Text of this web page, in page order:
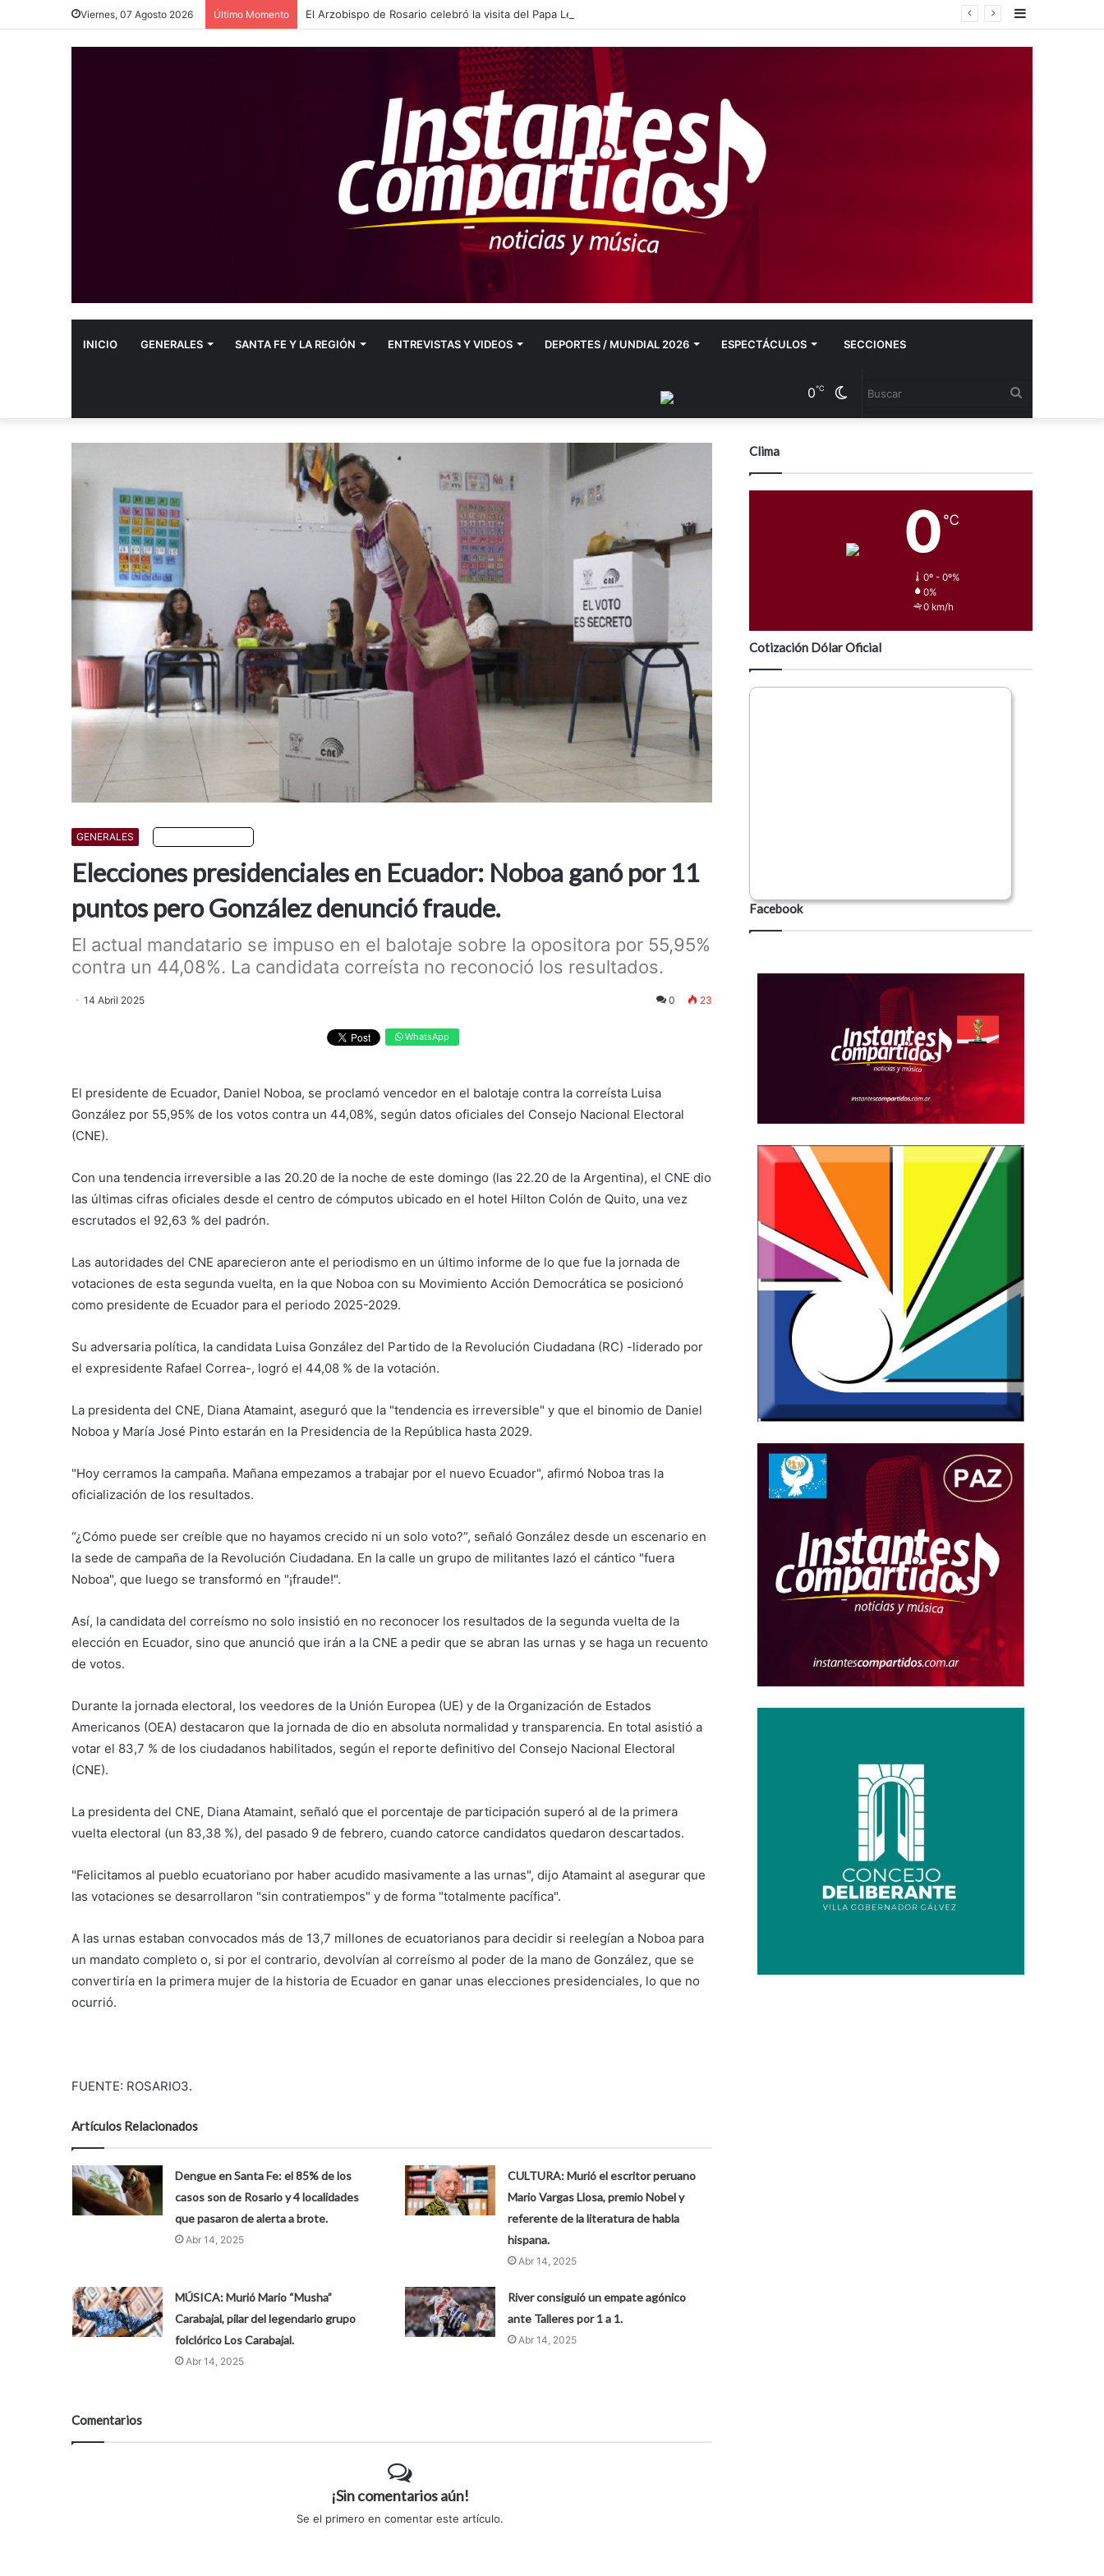
Viernes, 07 Agosto 2026 Último Momento El Arzobispo de Rosario celebró la visita del Papa León XIV a Argentina y se refirió a la ausencia de Santa Fe en su gira.
INICIO GENERALES SANTA FE Y LA REGIÓN ENTREVISTAS Y VIDEOS DEPORTES / MUNDIAL 2026 ESPECTÁCULOS SECCIONES
Cambiar
0℃
GENERALES
Elecciones presidenciales en Ecuador: Noboa ganó por 11
puntos pero González denunció fraude.
El actual mandatario se impuso en el balotaje sobre la opositora por 55,95%
contra un 44,08%. La candidata correísta no reconoció los resultados.
14 Abril 2025 0 23
WhatsApp
El presidente de Ecuador, Daniel Noboa, se proclamó vencedor en el balotaje contra la correísta Luisa
González por 55,95% de los votos contra un 44,08%, según datos oficiales del Consejo Nacional Electoral
(CNE).
Con una tendencia irreversible a las 20.20 de la noche de este domingo (las 22.20 de la Argentina), el CNE dio
las últimas cifras oficiales desde el centro de cómputos ubicado en el hotel Hilton Colón de Quito, una vez
escrutados el 92,63 % del padrón.
Las autoridades del CNE aparecieron ante el periodismo en un último informe de lo que fue la jornada de
votaciones de esta segunda vuelta, en la que Noboa con su Movimiento Acción Democrática se posicionó
como presidente de Ecuador para el periodo 2025-2029.
Su adversaria política, la candidata Luisa González del Partido de la Revolución Ciudadana (RC) -liderado por
el expresidente Rafael Correa-, logró el 44,08 % de la votación.
La presidenta del CNE, Diana Atamaint, aseguró que la "tendencia es irreversible" y que el binomio de Daniel
Noboa y María José Pinto estarán en la Presidencia de la República hasta 2029.
"Hoy cerramos la campaña. Mañana empezamos a trabajar por el nuevo Ecuador", afirmó Noboa tras la
oficialización de los resultados.
“¿Cómo puede ser creíble que no hayamos crecido ni un solo voto?”, señaló González desde un escenario en
la sede de campaña de la Revolución Ciudadana. En la calle un grupo de militantes lazó el cántico "fuera
Noboa", que luego se transformó en "¡fraude!".
Así, la candidata del correísmo no solo insistió en no reconocer los resultados de la segunda vuelta de la
elección en Ecuador, sino que anunció que irán a la CNE a pedir que se abran las urnas y se haga un recuento
de votos.
Durante la jornada electoral, los veedores de la Unión Europea (UE) y de la Organización de Estados
Americanos (OEA) destacaron que la jornada de dio en absoluta normalidad y transparencia. En total asistió a
votar el 83,7 % de los ciudadanos habilitados, según el reporte definitivo del Consejo Nacional Electoral
(CNE).
La presidenta del CNE, Diana Atamaint, señaló que el porcentaje de participación superó al de la primera
vuelta electoral (un 83,38 %), del pasado 9 de febrero, cuando catorce candidatos quedaron descartados.
"Felicitamos al pueblo ecuatoriano por haber acudido masivamente a las urnas", dijo Atamaint al asegurar que
las votaciones se desarrollaron "sin contratiempos" y de forma "totalmente pacífica".
A las urnas estaban convocados más de 13,7 millones de ecuatorianos para decidir si reelegían a Noboa para
un mandato completo o, si por el contrario, devolvían al correísmo al poder de la mano de González, que se
convertiría en la primera mujer de la historia de Ecuador en ganar unas elecciones presidenciales, lo que no
ocurrió.
FUENTE: ROSARIO3.
Artículos Relacionados
Dengue en Santa Fe: el 85% de los
casos son de Rosario y 4 localidades
que pasaron de alerta a brote.
Abr 14, 2025
CULTURA: Murió el escritor peruano
Mario Vargas Llosa, premio Nobel y
referente de la literatura de habla
hispana.
Abr 14, 2025
MÚSICA: Murió Mario “Musha”
Carabajal, pilar del legendario grupo
folclórico Los Carabajal.
Abr 14, 2025
River consiguió un empate agónico
ante Talleres por 1 a 1.
Abr 14, 2025
Comentarios
¡Sin comentarios aún!
Se el primero en comentar este artículo.
Clima
0 ℃
0º - 0º%
0%
0 km/h
Cotización Dólar Oficial
Facebook